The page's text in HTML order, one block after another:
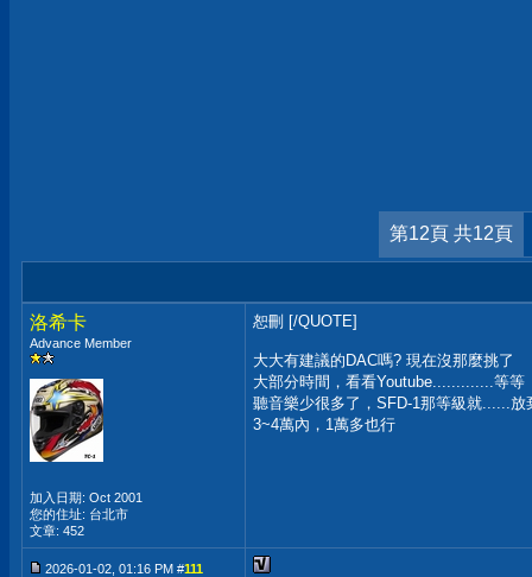
第12頁 共12頁
洛希卡
Advance Member
加入日期: Oct 2001
您的住址: 台北市
文章: 452
恕刪 [/QUOTE]
大大有建議的DAC嗎? 現在沒那麼挑了
大部分時間，看看Youtube.............等等
聽音樂少很多了，SFD-1那等級就......放
3~4萬內，1萬多也行
2026-01-02, 01:16 PM #111